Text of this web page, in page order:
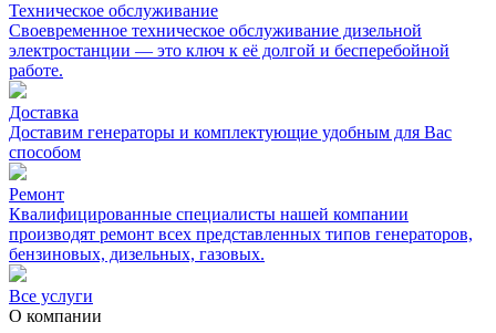
Техническое обслуживание
Своевременное техническое обслуживание дизельной
электростанции — это ключ к её долгой и бесперебойной
работе.
Доставка
Доставим генераторы и комплектующие удобным для Вас
способом
Ремонт
Квалифицированные специалисты нашей компании
производят ремонт всех представленных типов генераторов,
бензиновых, дизельных, газовых.
Все услуги
О компании